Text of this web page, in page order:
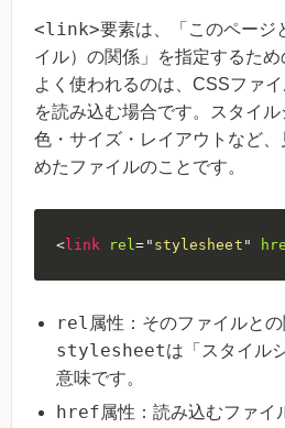
<link>要素は、「このページ
イル）の関係」を指定するた
よく使われるのは、CSSファイ
を読み込む場合です。スタイ
色・サイズ・レイアウトなど
めたファイルのことです。
<link rel= " stylesheet "
rel 属性：そのファイルとの
stylesheetは「スタイル
意味です。
href属性：読み込むファイ